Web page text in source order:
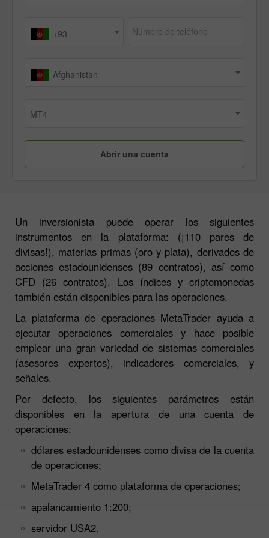
+93 Número de teléfono
Afghanistan
MT4
Un inversionista puede operar los siguientes
instrumentos en la plataforma: (¡110 pares de
divisas!), materias primas (oro y plata), derivados de
acciones estadounidenses (89 contratos), así como
CFD (26 contratos). Los índices y criptomonedas
también están disponibles para las operaciones.
La plataforma de operaciones MetaTrader ayuda a
ejecutar operaciones comerciales y hace posible
emplear una gran variedad de sistemas comerciales
(asesores expertos), indicadores comerciales, y
señales.
Por defecto, los siguientes parámetros están
disponibles en la apertura de una cuenta de
operaciones:
dólares estadounidenses como divisa de la cuenta
de operaciones;
MetaTrader 4 como plataforma de operaciones;
apalancamiento 1:200;
servidor USA2.